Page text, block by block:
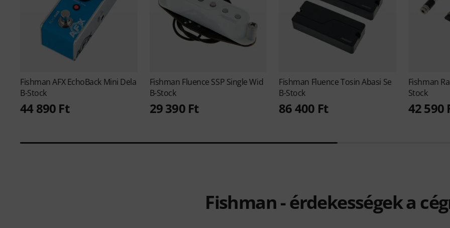
FishmanAFX EchoBack Mini Dela
B-Stock
44 890 Ft
Fishman Fluence SSP Single Wid
B-Stock
29 390 Ft
Fishman Fluence Tosin Abasi Se
B-Stock
86 400 Ft
Fishman
Stock
42 590
Fishman - érdekességek a